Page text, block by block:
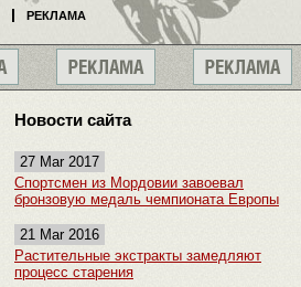
Новости сайта
27 Mar 2017
Спортсмен из Мордовии завоевал
бронзовую медаль чемпионата Европы
21 Mar 2016
Растительные экстракты замедляют
процесс старения
РЕКЛАМА